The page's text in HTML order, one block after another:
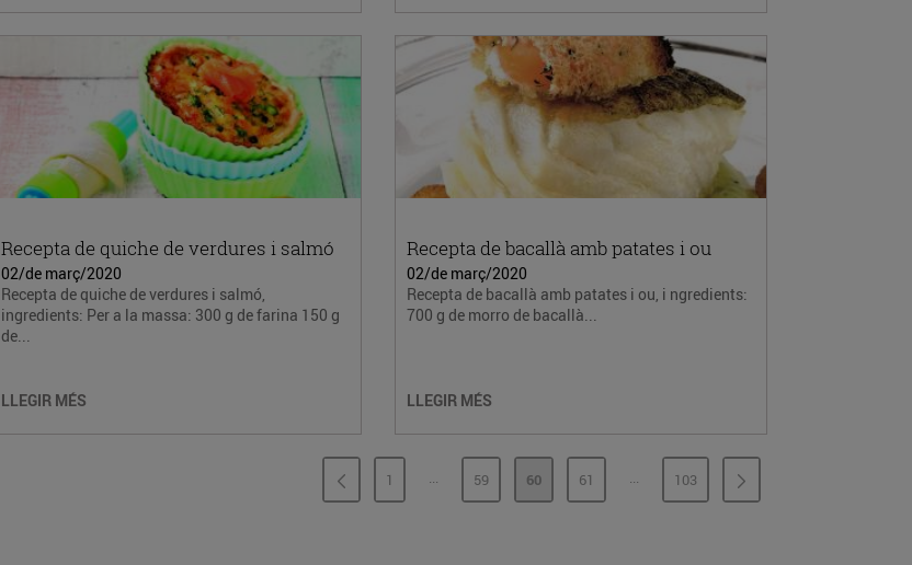
Recepta de quiche de verdures i salmó
02/de març/2020
Recepta de quiche de verdures i salmó,
ingredients: Per a la massa: 300 g de farina 150 g
de...
LLEGIR MÉS
Recepta de bacallà amb patates i ou
02/de març/2020
Recepta de bacallà amb patates i ou, i ngredients:
700 g de morro de bacallà...
LLEGIR MÉS
PÀGINA
1 ...PÀGINES INTERMÈDIES
PÀGINA
59 PÀGINA
60 PÀGINA
61 ...PÀGINES INTERMÈDIES
PÀGINA
103